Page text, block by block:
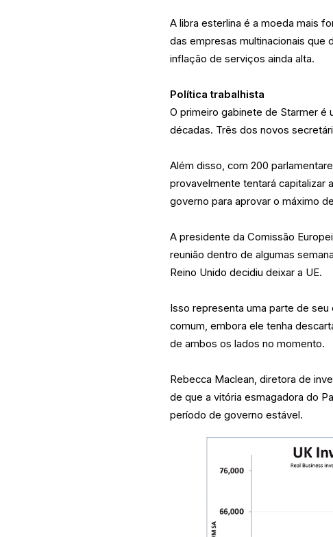
A libra esterlina é a moeda mais
das empresas multinacionais que
inflação de serviços ainda alta.
Política trabalhista
O primeiro gabinete de Starmer é
décadas. Três dos novos
Além disso, com 200
provavelmente tentará capitalizar
governo para aprovar o máximo
A presidente da Comissão
reunião dentro de algumas
Reino Unido decidiu deixar a UE.
Isso representa uma parte de
comum, embora ele tenha
de ambos os lados no momento.
Rebecca Maclean, diretora de
de que a vitória esmagadora do
período de governo estável.